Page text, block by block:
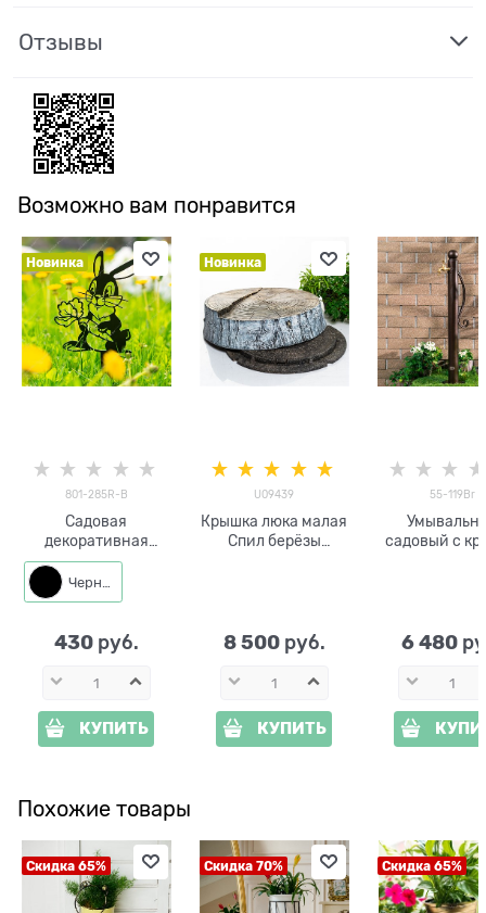
Отзывы
Возможно вам понравится
Новинка
801-285R-B
Садовая
декоративная
разборная фигура
Заяц 801-285R h=36
см металл
430 руб.
КУПИТЬ
Новинка
U09439
Крышка люка малая
Спил берёзы
8 500 руб.
КУПИТЬ
55-119Br
садовый с
6 480
Похожие товары
Скидка 65% Скидка 70% Скидка 65%